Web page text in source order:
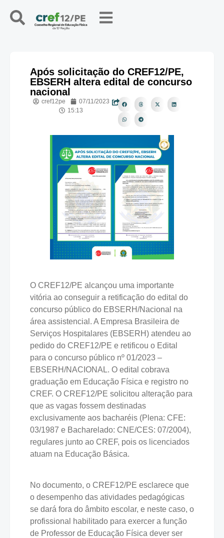
Após solicitação do CREF12/PE,
EBSERH altera edital de concurso
nacional
cref12pe
07/11/2023
15:13
O CREF12/PE alcançou uma importante
vitória ao conseguir a retificação do edital do
concurso público do EBSERH/Nacional na
área assistencial. A Empresa Brasileira de
Serviços Hospitalares (EBSERH) atendeu ao
pedido do CREF12/PE e retificou o Edital
para o concurso público nº 01/2023 –
EBSERH/NACIONAL. O edital cobrava
graduação em Educação Física e registro no
CREF. O CREF12/PE solicitou alteração para
que as vagas fossem destinadas
exclusivamente aos bacharéis (Plena: CFE:
03/1987 e Bacharelado: CNE/CES: 07/2004),
regulares junto ao CREF, pois os licenciados
atuam na Educação Básica.
No documento, o CREF12/PE esclarece que
o desempenho das atividades pedagógicas
se dará fora do âmbito escolar, e neste caso, o
profissional habilitado para exercer a função
de Professor de Educação Física dever ser